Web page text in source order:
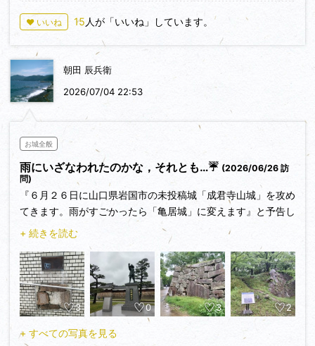
♥ いいね 15 人が「いいね」しています。
朝田 辰兵衛
2026/07/04 22:53
お城全般
雨にいざなわれたのかな，それとも…☔ (2026/06/26 訪
問)
『６月２６日に山口県岩国市の未投稿城「成君寺山城」を攻め
てきます。雨がすごかったら「亀居城」に変えます』と予告し
ておりましたが，どちらもダブルタイフーンの影響で断念しま
６月２６日，この日も山口県内在来線が全て運休。「成君寺山
城」へアクセスする錦川清流線も運休。岩国駅から広島方向の
在来線は，速度を落としながらもかろうじて動いてました。
「止まってしまうのも時間の問題かな…？」と判断し，途中下
車して「亀居城」という選択肢も断念。昼ごろには広島駅に到
+ 続きを読む
3 0 3 2
+ すべての写真を見る